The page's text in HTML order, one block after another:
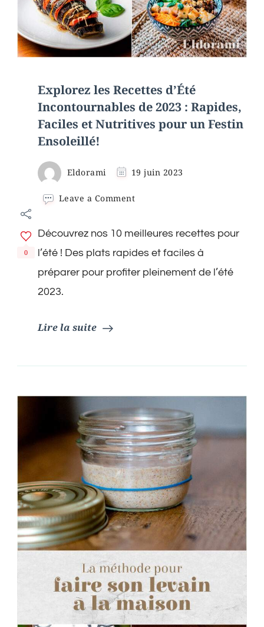
Explorez les Recettes d’Été
Incontournables de 2023 : Rapides,
Faciles et Nutritives pour un Festin
Ensoleillé!
Eldorami 19 juin 2023
Leave a Commenton
Recettes
d’Été
Incontournables
de
Ensoleillé!
0
Découvrez nos 10 meilleures recettes pour
l’été ! Des plats rapides et faciles à
préparer pour profiter pleinement de l’été
2023.
Lire la suite